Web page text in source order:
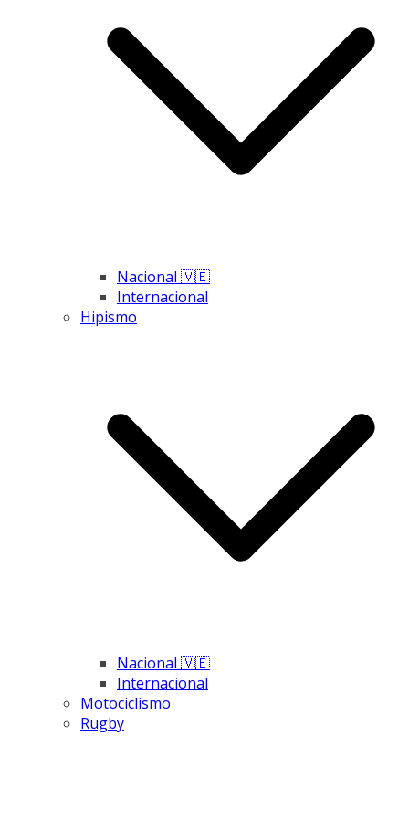
Nacional 🇻🇪
Internacional
Hipismo
Nacional 🇻🇪
Internacional
Motociclismo
Rugby